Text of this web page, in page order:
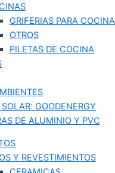
GRIFERIAS PARA COCINA
OTROS
PILETAS DE COCINA
GOODENERGY
DE ALUMINIO Y PVC
Y REVESTIMIENTOS